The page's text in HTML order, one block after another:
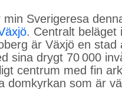
Sverigeresa
. Centralt beläget
är Växjö en
sina drygt 70 000
centrum med fin
domkyrkan som är